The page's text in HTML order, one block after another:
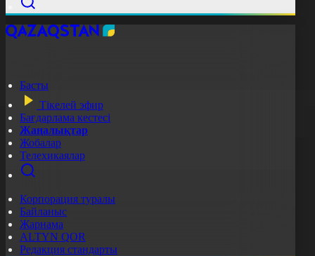
Басты
Тікелей эфир
Бағдарлама кестесі
Жаңалықтар
Жобалар
Телехикаялар
Корпорация туралы
Байланыс
Жарнама
ALTYN QOR
Редакция стандарты